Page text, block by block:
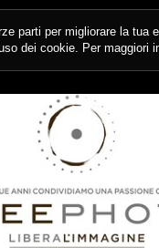
parti per migliorare la tua
dei cookie. Per maggiori